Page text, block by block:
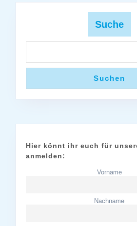
Suche
Suchen
Hier könnt ihr euch für
anmelden:
Vorname
Nachname